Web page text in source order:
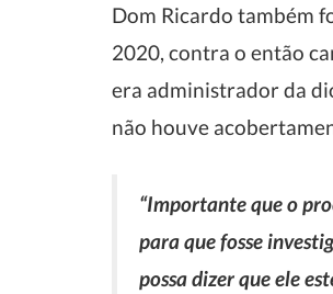
Dom Ricardo também
2020, contra o então
era administrador da
não houve
“Importante que o
para que fosse
possa dizer que ele